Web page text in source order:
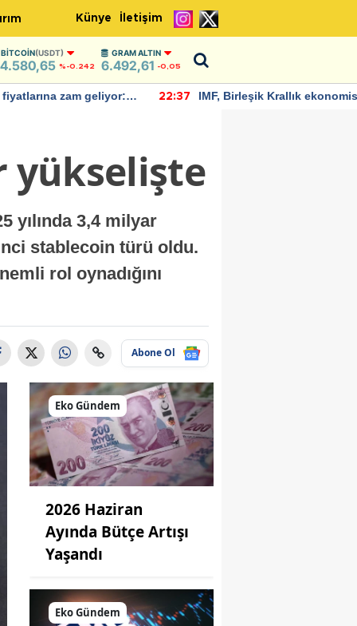
Künye İletişim
BITCOIN(USDT)
%-0.242
GRAM ALTIN
6.492,61 -0,05
zam geliyor:
22:37
IMF, Birleşik Krallık ekonomisinin
yükselişte
yılında 3,4 milyar
stablecoin türü oldu.
rol oynadığını
Abone Ol
Eko Gündem
2026 Haziran
Ayında Bütçe Artışı
Yaşandı
Eko Gündem